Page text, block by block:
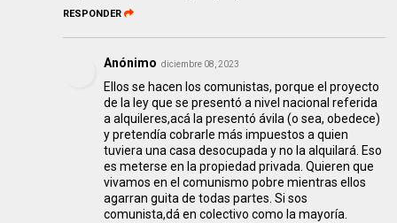
RESPONDER
Anónimo diciembre 08, 2023
Ellos se hacen los comunistas, porque el proyecto
de la ley que se presentó a nivel nacional referida
a alquileres,acá la presentó ávila (o sea, obedece)
y pretendía cobrarle más impuestos a quien
tuviera una casa desocupada y no la alquilará. Eso
es meterse en la propiedad privada. Quieren que
vivamos en el comunismo pobre mientras ellos
agarran guita de todas partes. Si sos
comunista,dá en colectivo como la mayoría.